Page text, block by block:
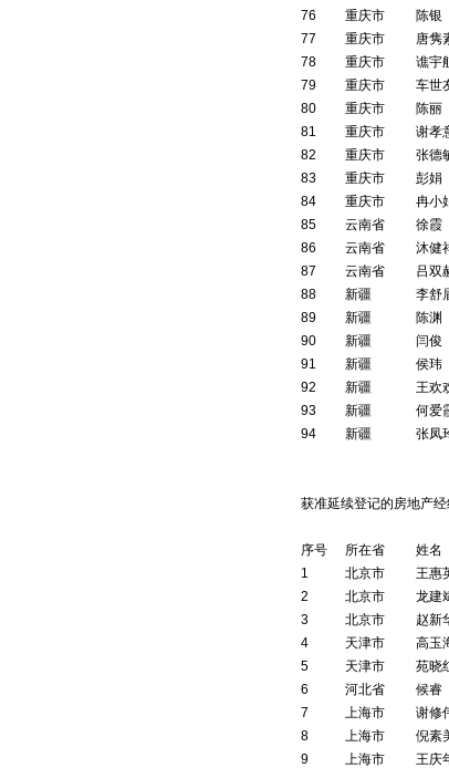
76
重庆市 陈银
77
重庆市 唐隽
78
重庆市 谯宇
79
重庆市 车世
80
重庆市 陈丽
81
重庆市 谢孝
82
重庆市 张德
83
重庆市 彭娟
84
重庆市 冉小
85
云南省 徐霞
86
云南省 沐健
87
云南省 吕双
88
新疆 李舒
89
新疆 陈渊
90
新疆 闫俊
91
新疆 侯玮
92
新疆 王欢
93
新疆 何爱
94
新疆 张凤
获准延续登记的房地产
序号 所在省 姓名
1
北京市 王惠
2
北京市 龙建
3
北京市 赵新
4
天津市 高玉
5
天津市 苑晓
6
河北省 候睿
7
上海市 谢修
8
上海市 倪素
9
上海市 王庆